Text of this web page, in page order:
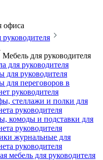
офиса
Мебель для руководителя
для руководителя
для руководителя
для переговоров в
руководителя
стеллажи и полки для
руководителя
комоды и подставки для
руководителя
журнальные для
руководителя
мебель для руководителя